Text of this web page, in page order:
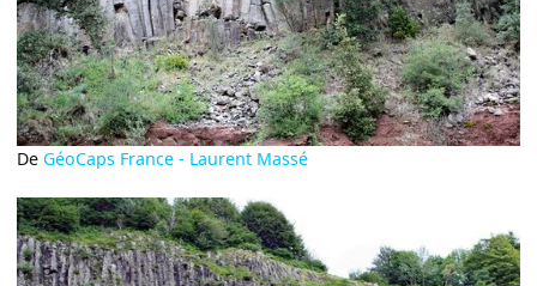
De GéoCaps France - Laurent Massé